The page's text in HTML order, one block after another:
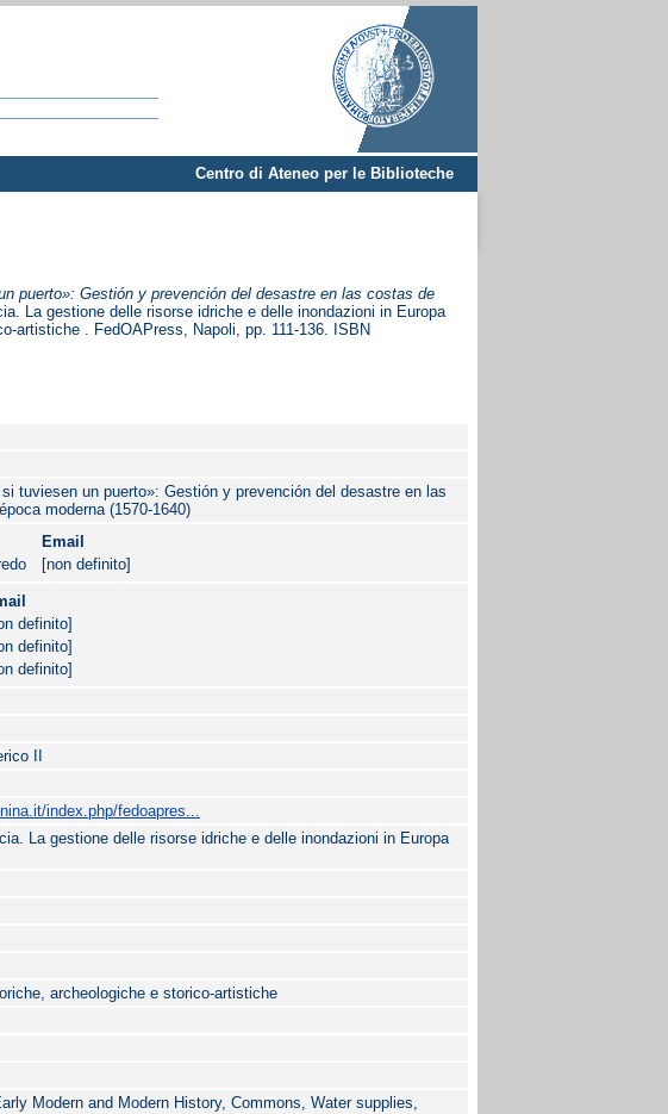
Centro di Ateneo per le Biblioteche
puerto»: Gestión y prevención del desastre en las costas de
La gestione delle risorse idriche e delle inondazioni in Europa
artistiche . FedOAPress, Napoli, pp. 111-136. ISBN
tuviesen un puerto»: Gestión y prevención del desastre en las
moderna (1570-1640)
Email
[non definito]
definito]
definito]
definito]
II
index.php/fedoapres...
La gestione delle risorse idriche e delle inondazioni in Europa
archeologiche e storico-artistiche
Modern and Modern History, Commons, Water supplies,